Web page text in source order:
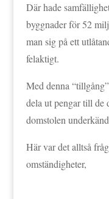
Där hade
byggnader för 52
man sig på ett
felaktigt.
Med denna
dela ut pengar till de
domstolen
Här var det alltså
omständigheter,